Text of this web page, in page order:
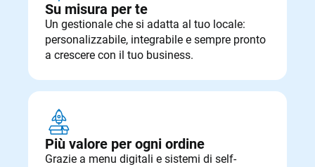
Su misura per te
Un gestionale che si adatta al tuo locale:
personalizzabile, integrabile e sempre pronto
a crescere con il tuo business.
Più valore per ogni ordine
Grazie a menu digitali e sistemi di self-